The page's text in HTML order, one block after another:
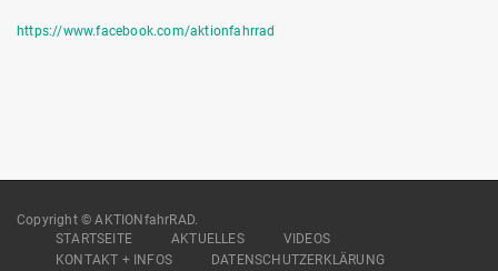
https://www.facebook.com/aktionfahrrad
Copyright © AKTIONfahrRAD.
STARTSEITE
AKTUELLES
VIDEOS
KONTAKT + INFOS
DATENSCHUTZERKLÄRUNG